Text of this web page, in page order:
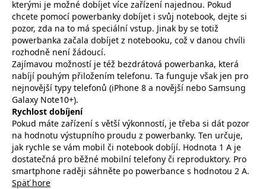
kterými je možné dobíjet více zařízení najednou. Pokud
chcete pomocí powerbanky dobíjet i svůj notebook, dejte si
pozor, zda na to má speciální vstup. Jinak by se totiž
powerbanka začala dobíjet z notebooku, což v danou chvíli
rozhodně není žádoucí.
Zajímavou možností je též bezdrátová powerbanka, která
nabíjí pouhým přiložením telefonu. Ta funguje však jen pro
nejnovější typy telefonů (iPhone 8 a novější nebo Samsung
Galaxy Note10+).
Rychlost dobíjení
Pokud máte zařízení s větší výkonností, je třeba si dát pozor
na hodnotu výstupního proudu z powerbanky. Ten určuje,
jak rychle se vám mobil či notebook dobíjí. Hodnota 1 A je
dostatečná pro běžné mobilní telefony či reproduktory. Pro
smartphone raději sáhněte po powerbance s hodnotou 2 A.
Späť hore